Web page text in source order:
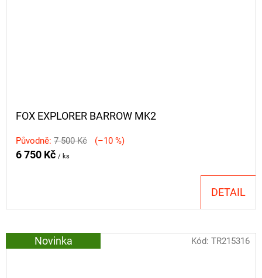
FOX EXPLORER BARROW MK2
Původně: 7 500 Kč (–10 %)
6 750 Kč / ks
DETAIL
Novinka Kód: TR215316